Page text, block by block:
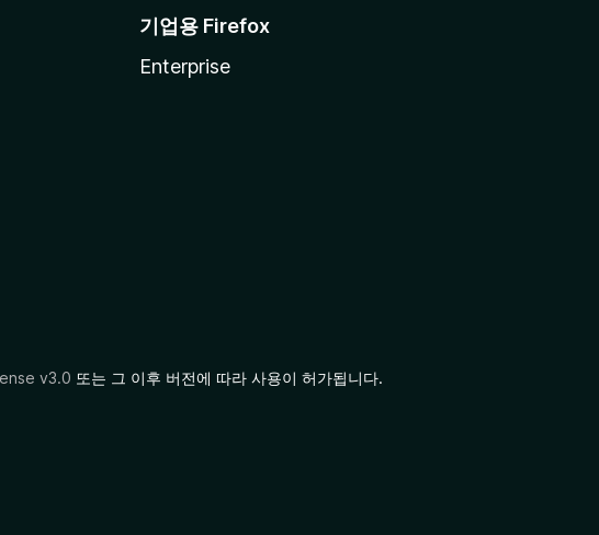
기업용 Firefox
Enterprise
v3.0 또는 그 이후 버전에 따라 사용이 허가됩니다.